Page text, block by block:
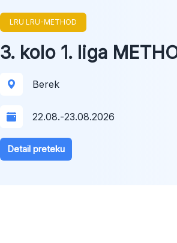
LRU LRU-METHOD
3. kolo 1. liga
Berek
22.08.-23.08.2026
Detail preteku